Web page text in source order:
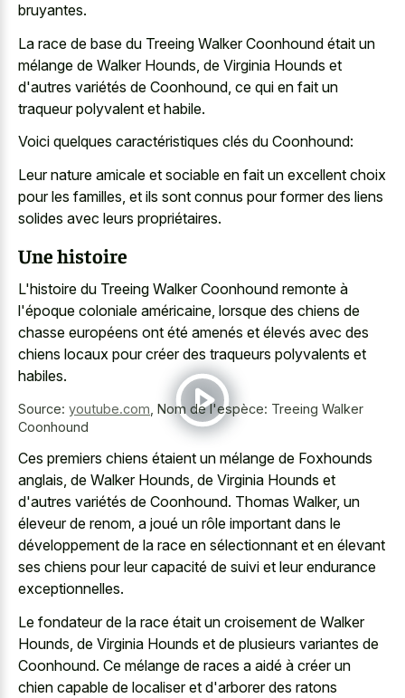
bruyantes.
La race de base du Treeing Walker Coonhound était un
mélange de Walker Hounds, de Virginia Hounds et
d'autres variétés de Coonhound, ce qui en fait un
traqueur polyvalent et habile.
Voici quelques caractéristiques clés du Coonhound:
Leur nature amicale et sociable en fait un excellent choix
pour les familles, et ils sont connus pour former des liens
solides avec leurs propriétaires.
Une histoire
L'histoire du Treeing Walker Coonhound remonte à
l'époque coloniale américaine, lorsque des chiens de
chasse européens ont été amenés et élevés avec des
chiens locaux pour créer des traqueurs polyvalents et
habiles.
Source: youtube.com Nom de l'espèce: Treeing Walker
Coonhound
Ces premiers chiens étaient un mélange de Foxhounds
anglais, de Walker Hounds, de Virginia Hounds et
d'autres variétés de Coonhound. Thomas Walker, un
éleveur de renom, a joué un rôle important dans le
développement de la race en sélectionnant et en élevant
ses chiens pour leur capacité de suivi et leur endurance
exceptionnelles.
Le fondateur de la race était un croisement de Walker
Hounds, de Virginia Hounds et de plusieurs variantes de
Coonhound. Ce mélange de races a aidé à créer un
chien capable de localiser et d'arborer des ratons